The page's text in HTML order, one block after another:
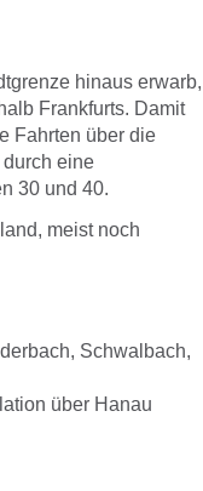
hinaus erwarb,
Frankfurts. Damit
Fahrten über die
eine
30 und 40.
meist noch
Schwalbach,
über Hanau